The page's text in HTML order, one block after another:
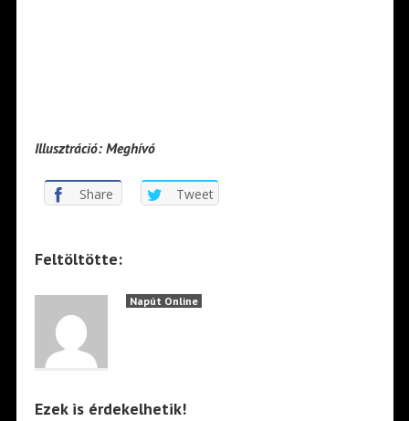
Illusztráció: Meghívó
Share Tweet
Feltöltötte:
Napút Online
Ezek is érdekelhetik!